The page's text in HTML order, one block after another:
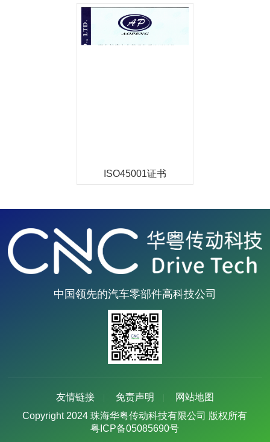
ISO45001证书
中国领先的汽车零部件高科技公司
友情链接 免责声明
网站地图
Copyright 2024 珠海华粤传动科技有限公司 版权所有
粤ICP备05085690号